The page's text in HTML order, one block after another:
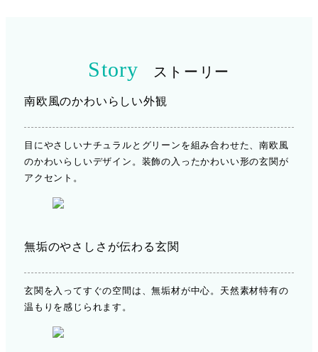
Story ストーリー
南欧風のかわいらしい外観
目にやさしいナチュラルとグリーンを組み合わせた、南欧風
のかわいらしいデザイン。装飾の入ったかわいい形の玄関が
アクセント。
無垢のやさしさが伝わる玄関
玄関を入ってすぐの空間は、無垢材が中心。天然素材特有の
温もりを感じられます。